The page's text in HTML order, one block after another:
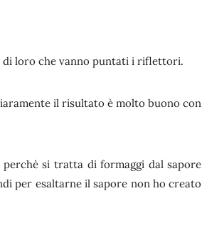
di loro che vanno puntati i riflettori.
il risultato è molto buono con
si tratta di formaggi dal sapore
per esaltarne il sapore non ho creato